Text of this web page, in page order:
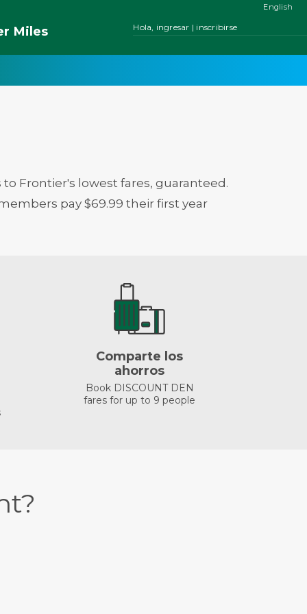
Miles Hola, ingresar | inscribirse
English
Frontier's lowest fares, guaranteed.
pay $69.99 their first year
Comparte los
ahorros
Book DISCOUNT DEN
fares for up to 9 people